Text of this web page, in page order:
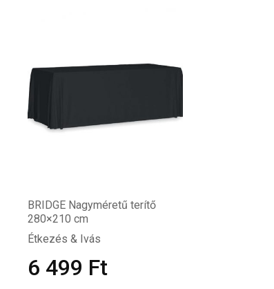
BRIDGE Nagyméretű terítő
280×210 cm
Étkezés & Ivás
6 499 Ft